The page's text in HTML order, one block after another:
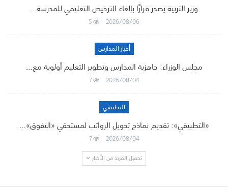
وزير التربية يصدر قرارًا بإلغاء الترخيص التعليمي للمدرسة…
2026/08/06
5
أخبار المدارس
مجلس الوزراء: جاهزية المدارس وتطوير التعليم أولوية مع…
2026/08/04
7
التطبيقي
«التطبيقي»: تقديم نماذج تحويل الرواتب لمستحقي «التفوق»…
2026/08/04
7
تحميل المزيد من الأخبار